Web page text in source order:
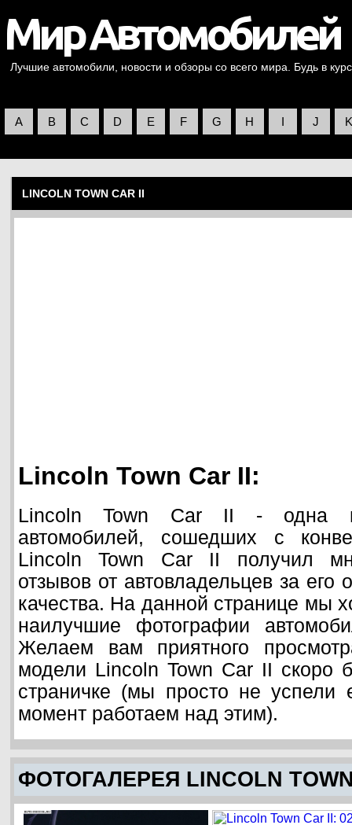
Лучшие автомобили, новости и обзоры со всего мира. Будь в
A B C D E F G H I J K
LINCOLN TOWN CAR II
Lincoln Town Car II:
Lincoln Town Car II - одна
автомобилей, сошедших с
Lincoln Town Car II получил
отзывов от автовладельцев за его
качества. На данной странице мы
наилучшие фотографии
Желаем вам приятного
модели Lincoln Town Car II скоро
страничке (мы просто не успели
момент работаем над этим).
ФОТОГАЛЕРЕЯ LINCOLN